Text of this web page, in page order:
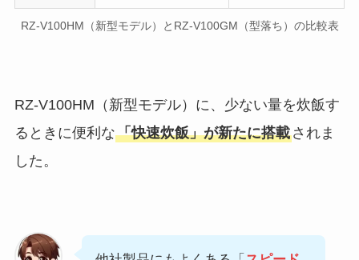
RZ-V100HM（新型モデル）とRZ-V100GM（型落ち）の比較表
RZ-V100HM（新型モデル）に、少ない量を炊飯す
るときに便利な「快速炊飯」が新たに搭載されま
した。